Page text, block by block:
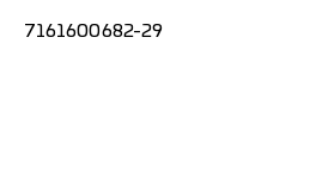
7161600682-29